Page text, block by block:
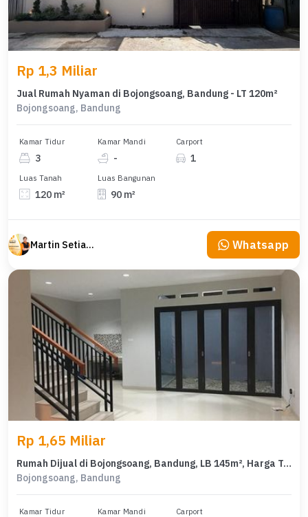
Rp 1,3 Miliar
Jual Rumah Nyaman di Bojongsoang, Bandung - LT 120m²
Bojongsoang, Bandung
Kamar Tidur
3
Kamar Mandi
-
Carport
1
Luas Tanah
120 m²
Luas Bangunan
90 m²
Martin Setiawan Tjandra Whatsapp
Rp 1,65 Miliar
Rumah Dijual di Bojongsoang, Bandung, LB 145m², Harga Terbaik!
Bojongsoang, Bandung
Kamar Tidur Kamar Mandi Carport